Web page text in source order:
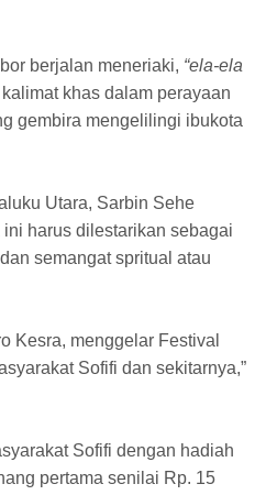
berjalan meneriaki, “ela-ela
kalimat khas dalam perayaan
gembira mengelilingi ibukota
Utara, Sarbin Sehe
harus dilestarikan sebagai
semangat spritual atau
Kesra, menggelar Festival
Sofifi dan sekitarnya,”
Sofifi dengan hadiah
pertama senilai Rp. 15